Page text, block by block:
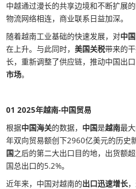
中越通过漫长的共享边境和不断扩展
物流网络相连，商业联系日益加深。
随着越南工业基础的快速发展，对中
在上升。与此同时， 美国关税带来的
长，重新调整了供应链，推动中国出
市场。
01 2025年越南-中国贸易
根据中国海关的数据， 中国是越南最
年双向贸易额创下2960亿美元的历史
国之后的第二大出口目的地，出货额
国总出口的5.2%。
近年来，中国对越南的出口迅速增长